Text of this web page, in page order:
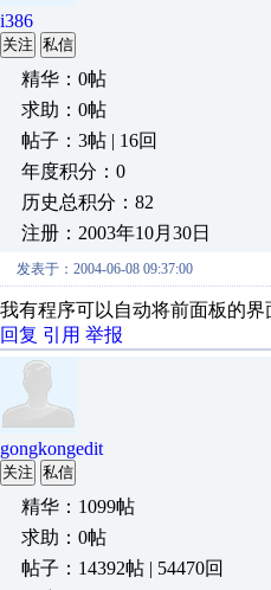
i386
关注 私信
精华：0帖
求助：0帖
帖子：3帖 | 16回
年度积分：0
历史总积分：82
注册：2003年10月30日
发表于：2004-06-08 09:37:00
我有程序可以自动将前面板的界
回复 引用 举报
gongkongedit
关注 私信
精华：1099帖
求助：0帖
帖子：14392帖 | 54470回